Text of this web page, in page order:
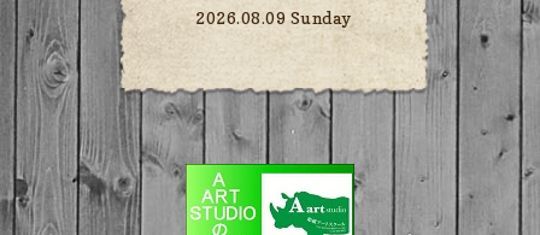
2026.08.09 Sunday